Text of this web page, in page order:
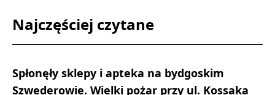
Najczęściej czytane
Spłonęły sklepy i apteka na bydgoskim
Szwederowie. Wielki pożar przy ul. Kossaka